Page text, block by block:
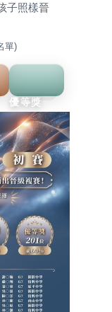
子照樣晉
單)
優等獎